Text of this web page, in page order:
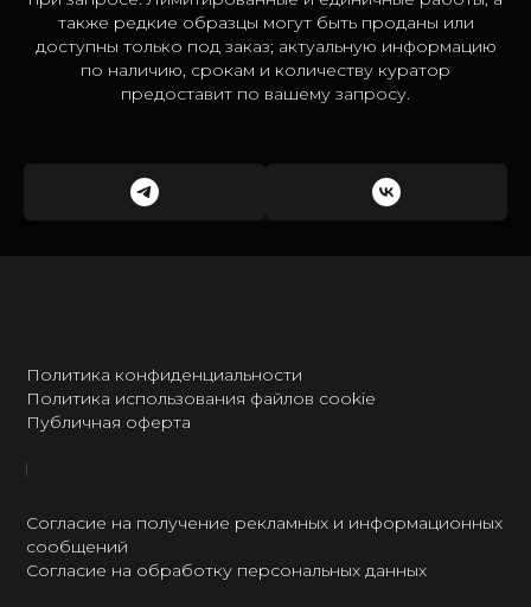
также редкие образцы могут быть проданы или
доступны только под заказ; актуальную информацию
по наличию, срокам и количеству куратор
предоставит по вашему запросу.
Политика конфиденциальности
Политика использования файлов cookie
Публичная оферта
Согласие на получение рекламных и информационных
сообщений
Согласие на обработку персональных данных